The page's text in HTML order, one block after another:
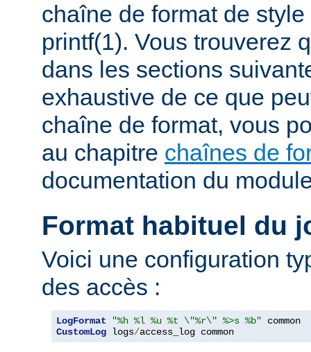
chaîne de format de
printf(1). Vous trouverez
dans les sections
exhaustive de ce que
chaîne de format, vous
au chapitre chaînes de
documentation du
Format habituel du
Voici une configuration
des accès :
LogFormat "%h %l %u %t \"%r\" %>s %b"
CustomLog logs/access_log common